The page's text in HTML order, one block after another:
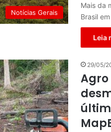
Notícias Gerais
Mais da
Brasil
Leia
29/05/
Agro